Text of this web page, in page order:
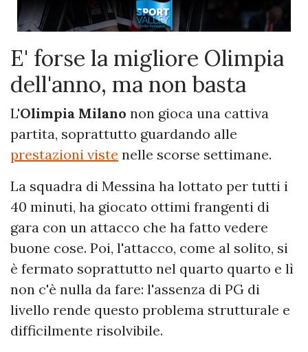
E' forse la migliore Olimpia
dell'anno, ma non basta
L'Olimpia Milano non gioca una cattiva
partita, soprattutto guardando alle
prestazioni viste nelle scorse settimane.
La squadra di Messina ha lottato per tutti i
40 minuti, ha giocato ottimi frangenti di
gara con un attacco che ha fatto vedere
buone cose. Poi, l'attacco, come al solito, si
è fermato soprattutto nel quarto quarto e lì
non c'è nulla da fare: l'assenza di PG di
livello rende questo problema strutturale e
difficilmente risolvibile.